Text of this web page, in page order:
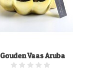
Gouden Vaas Aruba